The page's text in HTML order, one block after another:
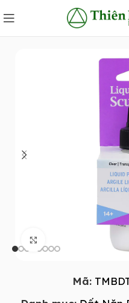
Click to enlarge
Mã: